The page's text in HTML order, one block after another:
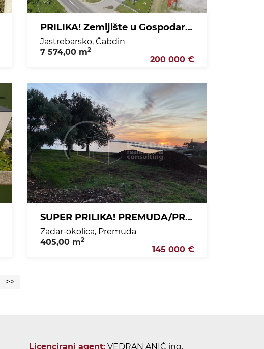
PRILIKA! Zemljište u Gospodarskoj zoni Jalševac - Jastrebarsko, 7574 m2, 200.000 €
Jastrebarsko, Čabdin
7 574,00 m2
200 000 €
SUPER PRILIKA! PREMUDA/PRVI RED DO MORA/GRAĐEVINSKO ZEMLJIŠTE OD 405 m2!!
Zadar-okolica, Premuda
405,00 m2
145 000 €
>>
Licencirani agent: VEDRAN ANIĆ ing.